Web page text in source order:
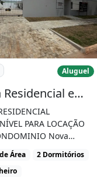
Casa Residencial
Aluguel
Casa Residencial em Nova Mutum - Mt, Bairro Bela Vista
PARA LOCAÇÃO
Nova
MT 02 quartos Sala
[...]
Área
2 Dormitórios